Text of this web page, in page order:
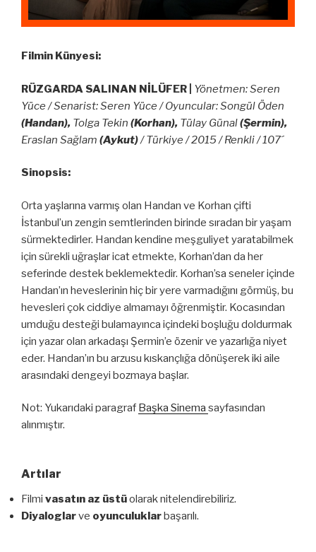
Filmin Künyesi:
RÜZGARDA SALINAN NİLÜFER | Yönetmen: Seren
Yüce / Senarist: Seren Yüce / Oyuncular: Songül Öden
(Handan), Tolga Tekin (Korhan), Tülay Günal(Şermin),
Eraslan Sağlam (Aykut)/ Türkiye / 2015 / Renkli / 107´
Sinopsis:
Orta yaşlarına varmış olan Handan ve Korhan çifti
İstanbul’un zengin semtlerinden birinde sıradan bir yaşam
sürmektedirler. Handan kendine meşguliyet yaratabilmek
için sürekli uğraşlar icat etmekte, Korhan’dan da her
seferinde destek beklemektedir. Korhan’sa seneler içinde
Handan’ın heveslerinin hiç bir yere varmadığını görmüş, bu
hevesleri çok ciddiye almamayı öğrenmiştir. Kocasından
umduğu desteği bulamayınca içindeki boşluğu doldurmak
için yazar olan arkadaşı Şermin’e özenir ve yazarlığa niyet
eder. Handan’ın bu arzusu kıskançlığa dönüşerek iki aile
arasındaki dengeyi bozmaya başlar.
Not: Yukarıdaki paragraf Başka Sinema sayfasından
alınmıştır.
Artılar
Filmi vasatın az üstüolarak nitelendirebiliriz.
Diyaloglarve oyunculuklarbaşarılı.